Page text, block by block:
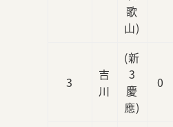
歌
山)
3
吉
川
(新
3
慶
應)
0